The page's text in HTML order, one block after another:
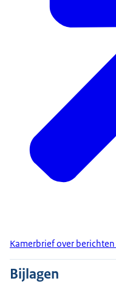
Kamerbrief over
Bijlagen